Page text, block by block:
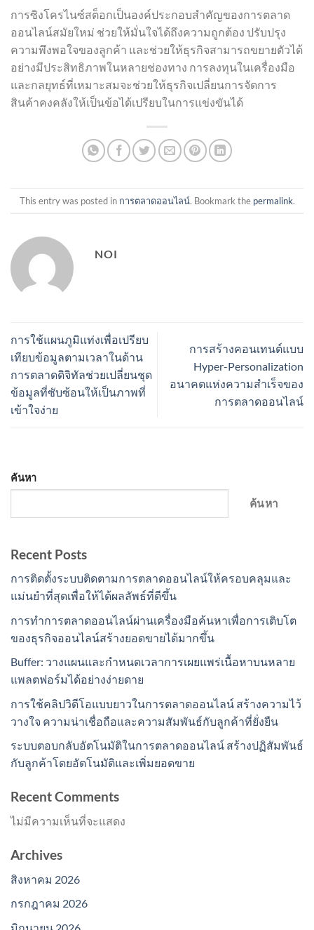
การซิงโครไนซ์สต็อกเป็นองค์ประกอบสำคัญของการตลาด
ออนไลน์สมัยใหม่ ช่วยให้มั่นใจได้ถึงความถูกต้อง ปรับปรุง
ความพึงพอใจของลูกค้า และช่วยให้ธุรกิจสามารถขยายตัวได้
อย่างมีประสิทธิภาพในหลายช่องทาง การลงทุนในเครื่องมือ
และกลยุทธ์ที่เหมาะสมจะช่วยให้ธุรกิจเปลี่ยนการจัดการ
สินค้าคงคลังให้เป็นข้อได้เปรียบในการแข่งขันได้
This entry was posted in การตลาดออนไลน์. Bookmark the permalink.
NOI
การใช้แผนภูมิแท่งเพื่อเปรียบ
เทียบข้อมูลตามเวลาในด้าน
การตลาดดิจิทัลช่วยเปลี่ยนชุด
ข้อมูลที่ซับซ้อนให้เป็นภาพที่
เข้าใจง่าย
การสร้างคอนเทนต์แบบ
Hyper-Personalization
อนาคตแห่งความสำเร็จของ
การตลาดออนไลน์
ค้นหา
ค้นหา
Recent Posts
การติดตั้งระบบติดตามการตลาดออนไลน์ให้ครอบคลุมและ
แม่นยำที่สุดเพื่อให้ได้ผลลัพธ์ที่ดีขึ้น
การทำการตลาดออนไลน์ผ่านเครื่องมือค้นหาเพื่อการเติบโต
ของธุรกิจออนไลน์สร้างยอดขายได้มากขึ้น
Buffer: วางแผนและกำหนดเวลาการเผยแพร่เนื้อหาบนหลาย
แพลตฟอร์มได้อย่างง่ายดาย
การใช้คลิปวิดีโอแบบยาวในการตลาดออนไลน์ สร้างความไว้
วางใจ ความน่าเชื่อถือและความสัมพันธ์กับลูกค้าที่ยั่งยืน
ระบบตอบกลับอัตโนมัติในการตลาดออนไลน์ สร้างปฏิสัมพันธ์
กับลูกค้าโดยอัตโนมัติและเพิ่มยอดขาย
Recent Comments
ไม่มีความเห็นที่จะแสดง
Archives
สิงหาคม 2026
กรกฎาคม 2026